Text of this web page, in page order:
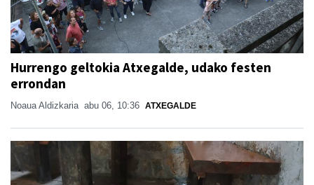
Hurrengo geltokia Atxegalde, udako festen
errondan
Noaua Aldizkaria abu 06, 10:36 ATXEGALDE